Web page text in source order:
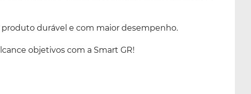
durável e com maior desempenho.
objetivos com a Smart GR!